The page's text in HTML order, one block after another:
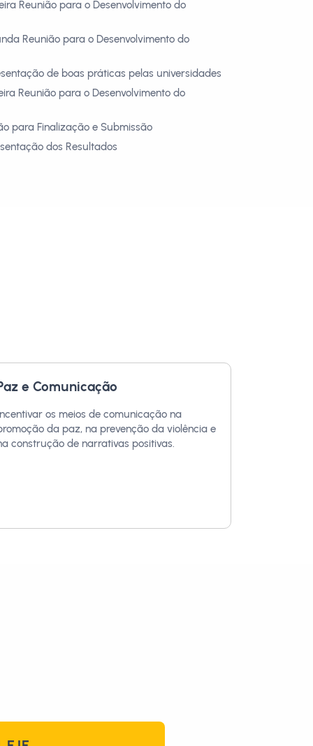
Reunião para o Desenvolvimento do
Reunião para o Desenvolvimento do
de boas práticas pelas universidades
Reunião para o Desenvolvimento do
para Finalização e Submissão
dos Resultados
e Comunicação
os meios de comunicação na
da paz, na prevenção da violência e
construção de narrativas positivas.